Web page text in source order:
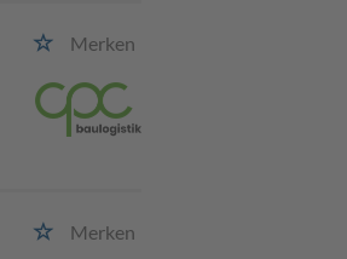
Merken
Merken